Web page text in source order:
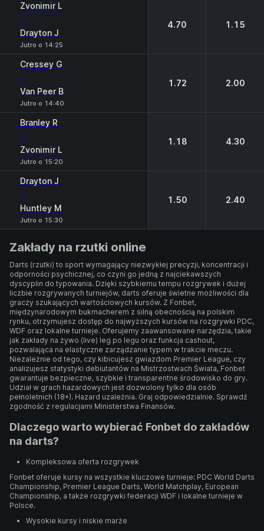
Zvonimir L
-
Drayton J
Jutro o 14:25
4.70 1.15
Cressey G
-
Van Peer B
Jutro o 14:40
1.72 2.00
Branley R
-
Zvonimir L
Jutro o 15:20
1.18 4.30
Drayton J
-
Huntley М
Jutro o 15:30
1.50 2.40
Zakłady na rzutki online
Darts (rzutki) to sport wymagający niezwykłej precyzji, koncentracji i
odporności psychicznej, co czyni go jedną z najciekawszych
dyscyplin do typowania. Dzięki szybkiemu tempu rozgrywek i dużej
liczbie rozgrywanych turniejów, darts oferuje świetne możliwości dla
graczy szukających wartościowych kursów. Z Fonbet,
międzynarodowym bukmacherem z silną obecnością na polskim
rynku, otrzymujesz dostęp do najwyższych kursów na rozgrywki PDC,
WDF oraz lokalne turnieje. Oferujemy zaawansowane narzędzia, takie
jak zakłady na żywo (live) leg po legu oraz funkcja cashout,
pozwalająca na elastyczne zarządzanie typem w trakcie meczu.
Niezależnie od tego, czy kibicujesz gwiazdom Premier League, czy
analizujesz statystyki debiutantów na Mistrzostwach Świata, Fonbet
gwarantuje bezpieczne, szybkie i transparentne środowisko do gry.
Udział w grach hazardowych jest dozwolony tylko dla osób
pełnoletnich (18+). Hazard uzależnia. Graj odpowiedzialnie. Sprawdź
zgodność z regulacjami Ministerstwa Finansów.
Dlaczego warto wybierać Fonbet do zakładów
na darts?
Kompleksowa oferta rozgrywek
Fonbet oferuje kursy na wszystkie kluczowe turnieje: PDC World Darts
Championship, Premier League Darts, World Matchplay, European
Championship, a także rozgrywki federacji WDF i lokalne turnieje w
Polsce.
Wysokie kursy i niskie marże